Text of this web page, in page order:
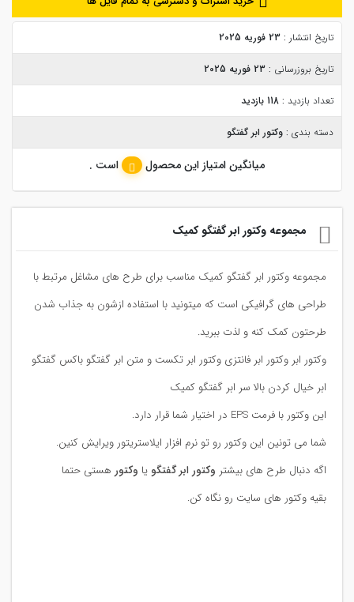
تاریخ انتشار : 23 فوریه 2025
تاریخ بروزرسانی : 23 فوریه 2025
تعداد بازدید : 118 بازدید
دسته بندی : وکتور ابر گفتگو
میانگین امتیاز این محصول است .
مجموعه وکتور ابر گفتگو کمیک
مجموعه وکتور ابر گفتگو کمیک مناسب برای طرح های مشاغل مرتبط با
طراحی های گرافیکی است که میتونید با استفاده ازشون به جذاب شدن
طرحتون کمک کنه و لذت ببرید.
وکتور ابر وکتور ابر فانتزی وکتور ابر تکست و متن ابر گفتگو باکس گفتگو
ابر خیال کردن بالا سر ابر گفتگو کمیک
این وکتور با فرمت EPS در اختیار شما قرار دارد.
شما می تونین این وکتور رو تو نرم افزار ایلاستریتور ویرایش کنین.
اگه دنبال طرح های بیشتر وکتور ابر گفتگو یا وکتور هستی حتما
بقیه وکتور های سایت رو نگاه کن.